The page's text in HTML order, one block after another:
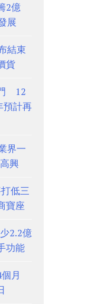
2億
展
結束
貨
12
預計再
界一
興
低三
寶座
2.2億
功能
個月